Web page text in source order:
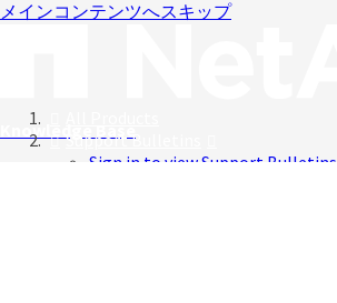
メインコンテンツへスキップ
Knowledge BaseSupport Bulletins
Sign in to view Support Bulletins